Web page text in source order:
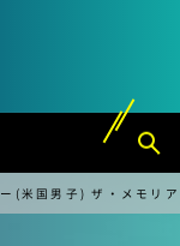
(米国男子) ザ・メモリ